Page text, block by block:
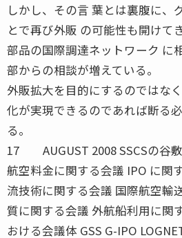
しかし、その言 葉とは裏腹に、
とで再び外販 の可能性も開けて
部品の国際調達ネットワーク に
部からの相談が増えている。
外販拡大を目的にするのではな
化が実現できるのであれば断る
る。
17 AUGUST 2008 SSCSの谷
航空料金に関する会議 IPO に関
流技術に関する会議 国際航空輸
質に関する会議 外航船利用に関
おける会議体 GSS G-IPO